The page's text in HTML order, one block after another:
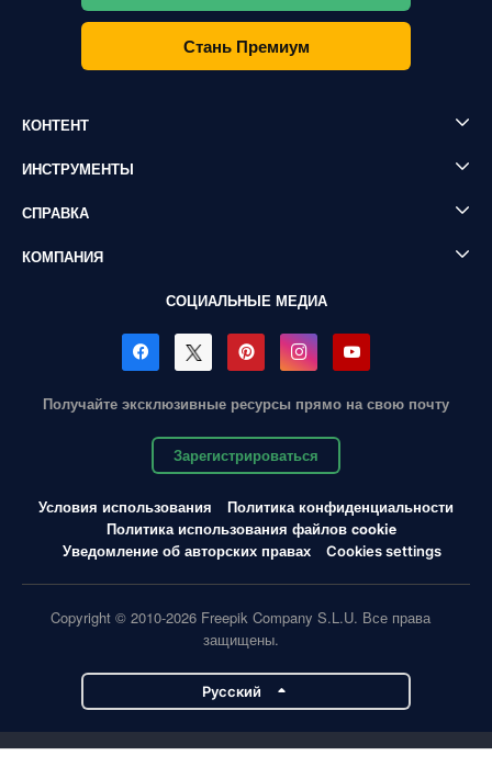
Стань Премиум
КОНТЕНТ
ИНСТРУМЕНТЫ
СПРАВКА
КОМПАНИЯ
СОЦИАЛЬНЫЕ МЕДИА
Получайте эксклюзивные ресурсы прямо на свою почту
Зарегистрироваться
Условия использования
Политика конфиденциальности
Политика использования файлов cookie
Уведомление об авторских правах
Cookies settings
Copyright © 2010-2026 Freepik Company S.L.U. Все права
защищены.
Pусский